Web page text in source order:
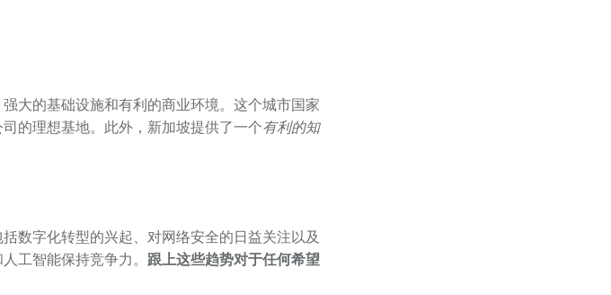
大的基础设施和有利的商业环境。这个城市国家
的理想基地。此外，新加坡提供了一个有利的知
数字化转型的兴起、对网络安全的日益关注以及
工智能保持竞争力。 跟上这些趋势对于任何希望